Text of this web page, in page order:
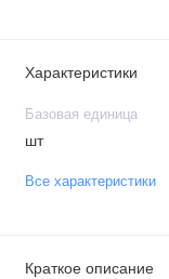
Характеристики
Базовая единица
шт
Все характеристики
Краткое описание